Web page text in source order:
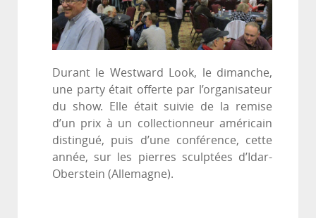
Durant le Westward Look, le dimanche,
une party était offerte par l’organisateur
du show. Elle était suivie de la remise
d’un prix à un collectionneur américain
distingué, puis d’une conférence, cette
année, sur les pierres sculptées d’Idar-
Oberstein (Allemagne).